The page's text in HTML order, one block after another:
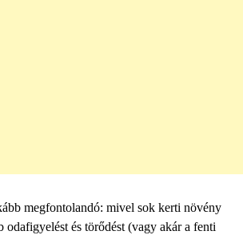
megfontolandó: mivel sok kerti növény
odafigyelést és törődést (vagy akár a fenti